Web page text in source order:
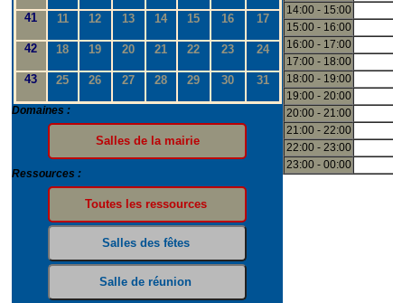
41 11 12 13 14 15 16 17
42 18 19 20 21 22 23 24
43 25 26 27 28 29 30 31
Domaines :
Ressources :
14:00 - 15:00
15:00 - 16:00
16:00 - 17:00
17:00 - 18:00
18:00 - 19:00
19:00 - 20:00
20:00 - 21:00
21:00 - 22:00
22:00 - 23:00
23:00 - 00:00